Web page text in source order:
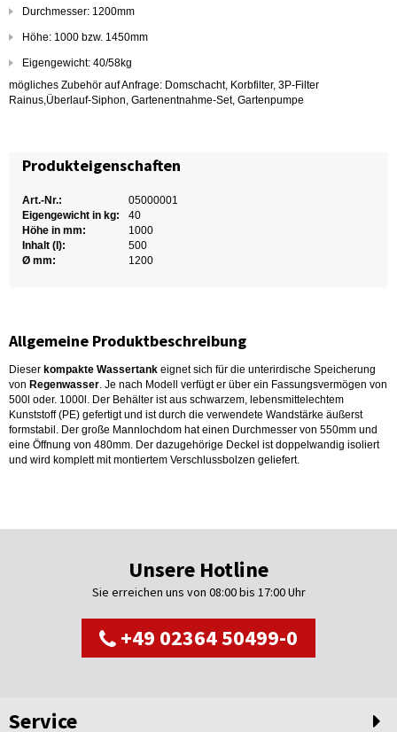
Durchmesser: 1200mm
Höhe: 1000 bzw. 1450mm
Eigengewicht: 40/58kg
mögliches Zubehör auf Anfrage: Domschacht, Korbfilter, 3P-Filter
Rainus,Überlauf-Siphon, Gartenentnahme-Set, Gartenpumpe
Produkteigenschaften
Art.-Nr.:
05000001
Eigengewicht in kg:
40
Höhe in mm:
1000
Inhalt (l):
500
Ø mm:
1200
Allgemeine Produktbeschreibung
Dieser kompakte Wassertank eignet sich für die unterirdische Speicherung
von Regenwasser. Je nach Modell verfügt er über ein Fassungsvermögen von
500l oder. 1000l. Der Behälter ist aus schwarzem, lebensmittelechtem
Kunststoff (PE) gefertigt und ist durch die verwendete Wandstärke äußerst
formstabil. Der große Mannlochdom hat einen Durchmesser von 550mm und
eine Öffnung von 480mm. Der dazugehörige Deckel ist doppelwandig isoliert
und wird komplett mit montiertem Verschlussbolzen geliefert.
Unsere Hotline
Sie erreichen uns von 08:00 bis 17:00 Uhr
+49 02364 50499-0
Service